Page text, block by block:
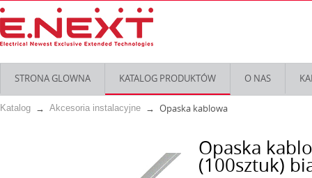
STRONA GLOWNA KATALOG PRODUKTÓW O NAS
Katalog Akcesoria instalacyjne Opaska kablowa
Opaska
(100sztuk)